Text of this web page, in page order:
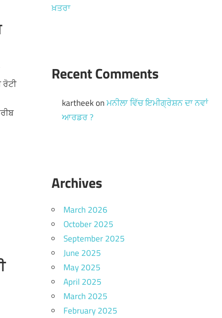
ਖ਼ਤਰਾ
Recent Comments
kartheekonਮਨੀਲਾ ਵਿੱਚ ਇਮੀਗ੍ਰੇਸ਼ਨ ਦਾ ਨਵਾਂ
ਆਰਡਰ ?
Archives
March 2026
October 2025
September 2025
June 2025
May 2025
April 2025
March 2025
February 2025